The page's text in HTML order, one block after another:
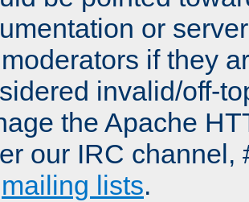
or
if they
invalid/off-
the Apache
our IRC channel,
mailing lists.